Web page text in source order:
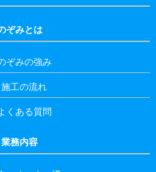
ぞみとは
ぞみの強み
施工の流れ
くある質問
業務内容